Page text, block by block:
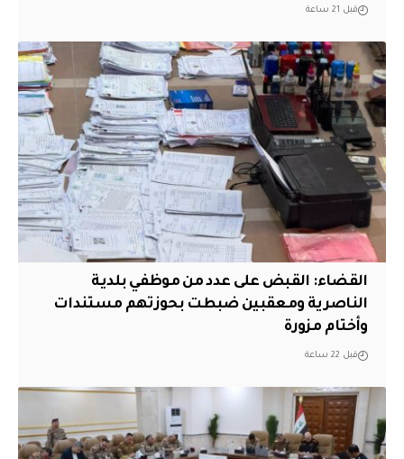
قبل 21 ساعة
القضاء: القبض على عدد من موظفي بلدية
الناصرية ومعقبين ضبطت بحوزتهم مستندات
وأختام مزورة
قبل 22 ساعة